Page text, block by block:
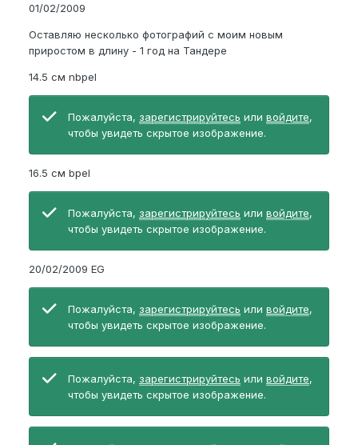
01/02/2009
Оставляю несколько фотографий с моим новым
приростом в длину - 1 год на Тандере
14.5 см nbpel
Пожалуйста, зарегистрируйтесь или войдите,
чтобы увидеть скрытое изображение.
16.5 см bpel
Пожалуйста, зарегистрируйтесь или войдите,
чтобы увидеть скрытое изображение.
20/02/2009 EG
Пожалуйста, зарегистрируйтесь или войдите,
чтобы увидеть скрытое изображение.
Пожалуйста, зарегистрируйтесь или войдите,
чтобы увидеть скрытое изображение.